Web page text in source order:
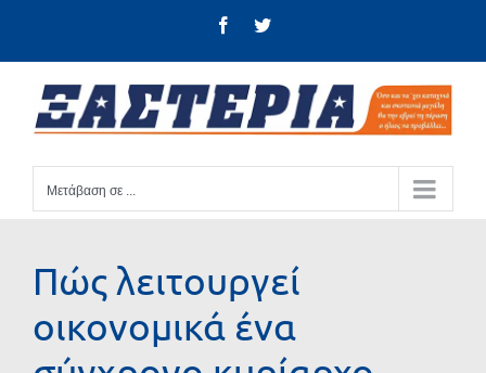
FacebookTwitter
Μετάβαση σε ...
Πώς λειτουργεί
οικονομικά ένα